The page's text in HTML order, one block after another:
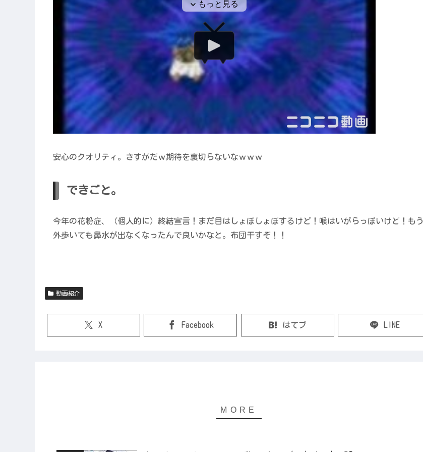
安心のクオリティ。さすがだｗ期待を裏切らないなｗｗｗ
できごと。
今年の花粉症、（個人的に）終結宣言！まだ目はしょぼしょぼするけど！喉はいがらっぽいけど！もう
外歩いても鼻水が出なくなったんで良いかなと。布団干すぞ！！
動画紹介
X Facebook はてブ LINE